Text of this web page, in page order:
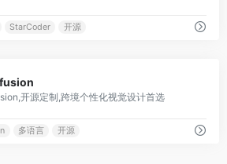
StarCoder 开源
开源定制,跨境个性化视觉设计首选
多语言 开源